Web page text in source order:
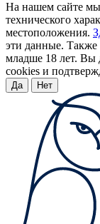
На нашем сайте
технического
местоположения.
эти данные. Также
младше 18 лет. Вы
cookies и
Да Нет